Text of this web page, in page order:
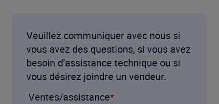
Veuillez communiquer avec nous si
vous avez des questions, si vous avez
besoin d’assistance technique ou si
vous désirez joindre un vendeur.
Ventes/assistance